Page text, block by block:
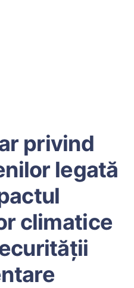
privind
legată
climatice